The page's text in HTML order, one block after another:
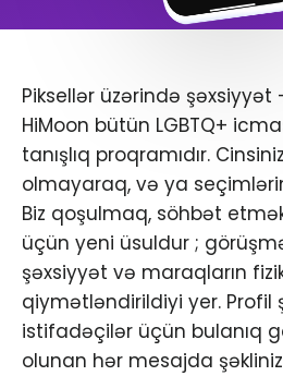
Piksellər üzərində şəxsiyyət
HiMoon bütün LGBTQ+
tanışlıq proqramıdır.
olmayaraq, və ya
Biz qoşulmaq, söhbət
üçün yeni üsuldur ;
şəxsiyyət və maraqların
qiymətləndirildiyi yer. Profil
istifadəçilər üçün bulanıq
olunan hər mesajda